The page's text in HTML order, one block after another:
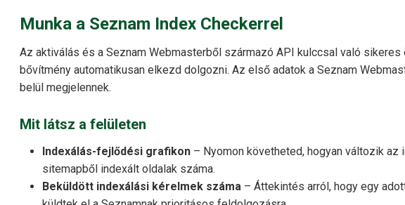
Munka a Seznam Index Checkerrel
Az aktiválás és a Seznam Webmasterből származó API kulccsal való
bővítmény automatikusan elkezd dolgozni. Az első adatok a Seznam
belül megjelennek.
Mit látsz a felületen
Indexálás-fejlődési grafikon – Nyomon követheted, hogyan változik az
sitemapből indexált oldalak száma.
Beküldött indexálási kérelmek száma – Áttekintés arról, hogy egy